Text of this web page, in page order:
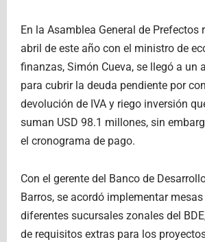
En la Asamblea General de Prefectos
abril de este año con el ministro de
finanzas, Simón Cueva, se llegó a un
para cubrir la deuda pendiente por
devolución de IVA y riego inversión
suman USD 98.1 millones, sin
el cronograma de pago.
Con el gerente del Banco de
Barros, se acordó implementar
diferentes sucursales zonales del
de requisitos extras para los